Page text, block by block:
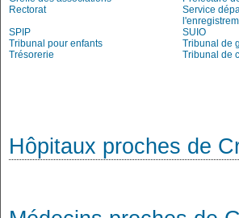
Rectorat
Service
SPIP
SUIO
Tribunal pour enfants
Tribunal de
Trésorerie
Tribunal de
Hôpitaux proches de